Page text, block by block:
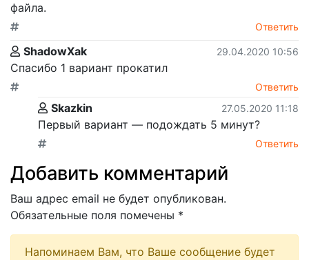
файла.
Ответить
ShadowXak 29.04.2020 10:56
Спасибо 1 вариант прокатил
Ответить
Skazkin 27.05.2020 11:18
Первый вариант — подождать 5 минут?
Ответить
Добавить комментарий
Ваш адрес email не будет опубликован.
Обязательные поля помечены *
Напоминаем Вам, что Ваше сообщение будет